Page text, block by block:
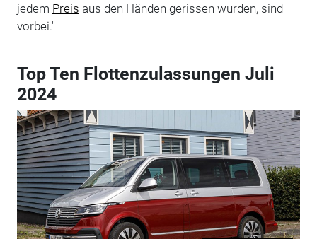
jedem Preis aus den Händen gerissen wurden, sind
vorbei."
Top Ten Flottenzulassungen Juli
2024